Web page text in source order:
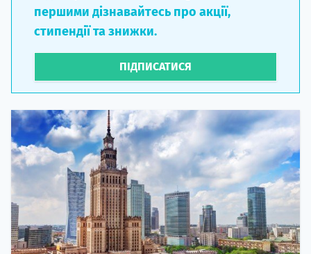
першими дізнавайтесь про акції,
стипендії та знижки.
ПІДПИСАТИСЯ